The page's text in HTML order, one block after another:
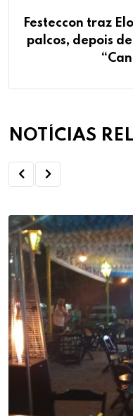
Festeccon traz
palcos, depois
NOTÍCIAS